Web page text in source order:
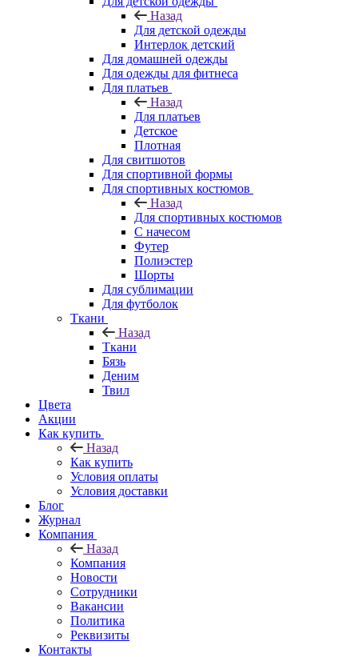
Назад
Для детской одежды
Интерлок детский
Для домашней одежды
Для одежды для фитнеса
Для платьев
Назад
Для платьев
Детское
Плотная
Для свитшотов
Для спортивной формы
Для спортивных костюмов
Назад
Для спортивных костюмов
С начесом
Футер
Полиэстер
Шорты
Для сублимации
Для футболок
Ткани
Назад
Ткани
Бязь
Деним
Твил
Цвета
Акции
Как купить
Назад
Как купить
Условия оплаты
Условия доставки
Блог
Журнал
Компания
Назад
Компания
Новости
Сотрудники
Вакансии
Политика
Реквизиты
Контакты